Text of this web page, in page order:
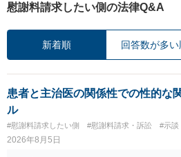
慰謝料請求したい側の法律Q&A
新着順 回答数が多い
患者と主治医の関係性での性的な
ル
#慰謝料請求したい側 #慰謝料請求・訴訟 #示談
2026年8月5日